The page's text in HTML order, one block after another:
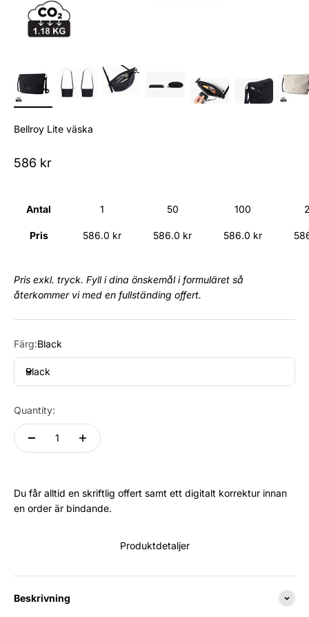
Bellroy Lite väska
Sale price
586 kr
Antal
Pris
1
586.0 kr
50
586.0 kr
100
586.0 kr
Pris exkl. tryck. Fyll i dina önskemål i formuläret så
återkommer vi med en fullständing offert.
Färg:Black
Black
Quantity:
Du får alltid en skriftlig offert samt ett digitalt korrektur innan
en order är bindande.
Produktdetaljer
Beskrivning